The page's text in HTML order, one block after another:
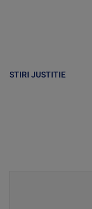
STIRI JUSTITIE